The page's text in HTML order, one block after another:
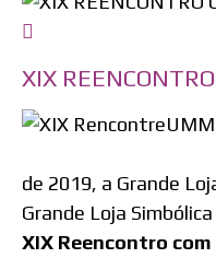
XIX
de 2019, a Grande
Grande Loja
XIX Reencontro com